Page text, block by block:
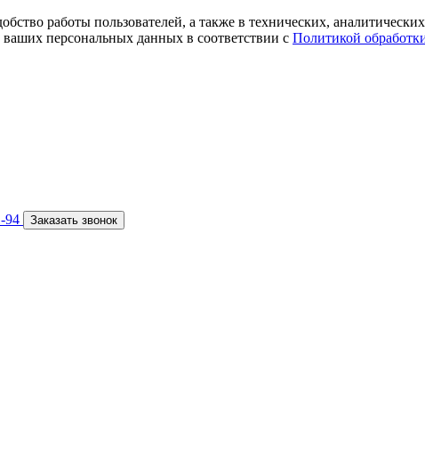
работы пользователей, а также в технических,
ваших персональных данных в соответствии с Политикой
94 Заказать звонок